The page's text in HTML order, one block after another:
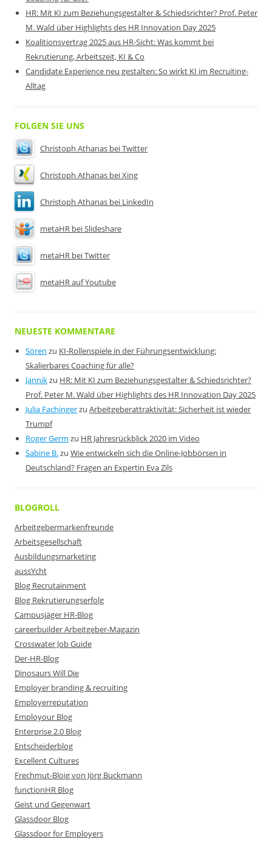
HR: Mit KI zum Beziehungsgestalter & Schiedsrichter? Prof. Peter
M. Wald über Highlights des HR Innovation Day 2025
Koalitionsvertrag 2025 aus HR-Sicht: Was kommt bei
Rekrutierung, Arbeitszeit, KI & Co
Candidate Experience neu gestalten: So wirkt KI im Recruiting-
Alltag
FOLGEN SIE UNS
Christoph Athanas bei Twitter
Christoph Athanas bei Xing
Christoph Athanas bei LinkedIn
metaHR bei Slideshare
metaHR bei Twitter
metaHR auf Youtube
NEUESTE KOMMENTARE
Sören zu KI-Rollenspiele in der Führungsentwicklung:
Skalierbares Coaching für alle?
Jannikzu HR: Mit KI zum Beziehungsgestalter & Schiedsrichter?
Prof. Peter M. Wald über Highlights des HR Innovation Day 2025
Julia Fachingerzu Arbeitgeberattraktivität: Sicherheit ist wieder
Trumpf
Roger Germ zu HR Jahresrückblick 2020 im Video
Sabine B.zu Wie entwickeln sich die Online-Jobbörsen in
Deutschland? Fragen an Expertin Eva Zils
BLOGROLL
Arbeitgebermarkenfreunde
Arbeitsgesellschaft
Ausbildungsmarketing
aussYcht
Blog Recrutainment
Blog Rekrutierungserfolg
Campusjäger HR-Blog
careerbuilder Arbeitgeber-Magazin
Crosswater Job Guide
Der-HR-Blog
Dinosaurs Will Die
Employer branding & recruiting
Employerreputation
Employour Blog
Enterprise 2.0 Blog
Entscheiderblog
Excellent Cultures
Frechmut-Bloig von Jörg Buckmann
functionHR Blog
Geist und Gegenwart
Glassdoor Blog
Glassdoor for Employers